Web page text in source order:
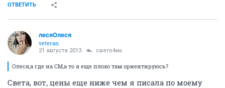
ОТВЕТИТЬ
лесяОлеся
veteran
21 августа 2013 свето4ик
Олеся,а где на СМ,а то я еще плохо там ориентируюсь?
Света, вот, цены еще ниже чем я писала по моему